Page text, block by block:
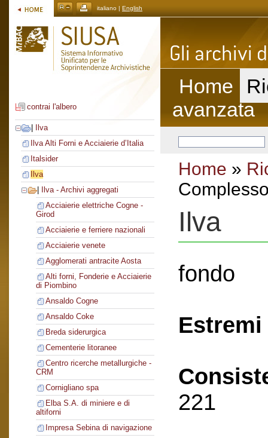
italiano | English
contrai l'albero
Ilva
Ilva Alti Forni e Acciaierie d’Italia
Italsider
Ilva
Ilva - Archivi aggregati
Acciaierie elettriche Cogne -
Girod
Acciaierie e ferriere nazionali
Acciaierie venete
Agglomerati antracite Aosta
Alti forni, Fonderie e Acciaierie
di Piombino
Ansaldo Cogne
Ansaldo Coke
Breda siderurgica
Cementerie litoranee
Centro ricerche metallurgiche -
CRM
Cornigliano spa
Elba S.A. di miniere e di
altiforni
Impresa Sebina di navigazione
Home
avanzata
Home »
Ilva
fondo
221